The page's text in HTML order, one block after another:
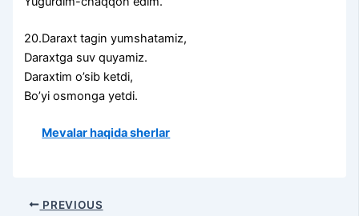
20.Daraxt tagin yumshatamiz,
Daraxtga suv quyamiz.
Daraxtim o’sib ketdi,
Bo’yi osmonga yetdi.
Mevalar haqida sherlar
PREVIOUS